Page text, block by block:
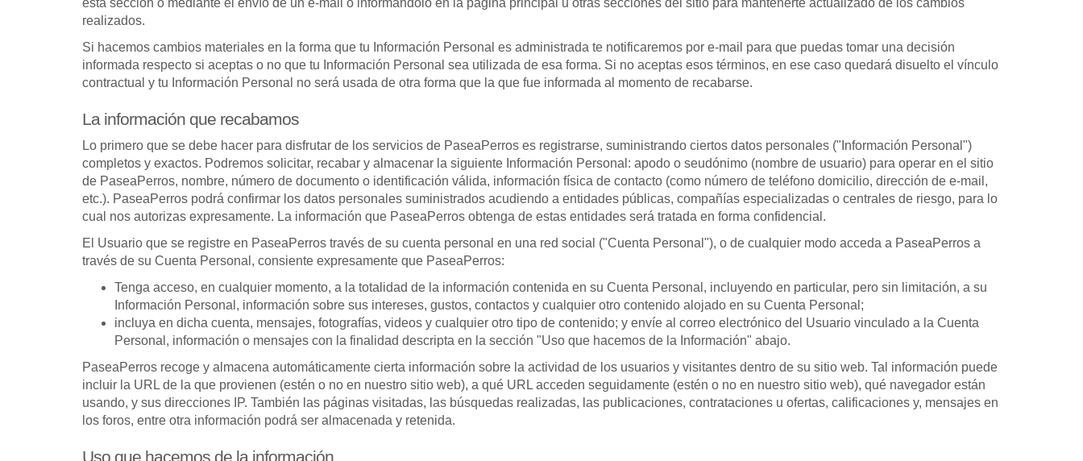
esta sección o mediante el envío de un e-mail o informándolo en la página principal u otras secciones del sitio para mantenerte actualizado de los cambios
realizados.
Si hacemos cambios materiales en la forma que tu Información Personal es administrada te notificaremos por e-mail para que puedas tomar una decisión
informada respecto si aceptas o no que tu Información Personal sea utilizada de esa forma. Si no aceptas esos términos, en ese caso quedará disuelto el vínculo
contractual y tu Información Personal no será usada de otra forma que la que fue informada al momento de recabarse.
La información que recabamos
Lo primero que se debe hacer para disfrutar de los servicios de PaseaPerros es registrarse, suministrando ciertos datos personales ("Información Personal")
completos y exactos. Podremos solicitar, recabar y almacenar la siguiente Información Personal: apodo o seudónimo (nombre de usuario) para operar en el sitio
de PaseaPerros, nombre, número de documento o identificación válida, información física de contacto (como número de teléfono domicilio, dirección de e-mail,
etc.). PaseaPerros podrá confirmar los datos personales suministrados acudiendo a entidades públicas, compañías especializadas o centrales de riesgo, para lo
cual nos autorizas expresamente. La información que PaseaPerros obtenga de estas entidades será tratada en forma confidencial.
El Usuario que se registre en PaseaPerros través de su cuenta personal en una red social ("Cuenta Personal"), o de cualquier modo acceda a PaseaPerros a
través de su Cuenta Personal, consiente expresamente que PaseaPerros:
Tenga acceso, en cualquier momento, a la totalidad de la información contenida en su Cuenta Personal, incluyendo en particular, pero sin limitación, a su
Información Personal, información sobre sus intereses, gustos, contactos y cualquier otro contenido alojado en su Cuenta Personal;
incluya en dicha cuenta, mensajes, fotografías, videos y cualquier otro tipo de contenido; y envíe al correo electrónico del Usuario vinculado a la Cuenta
Personal, información o mensajes con la finalidad descripta en la sección "Uso que hacemos de la Información" abajo.
PaseaPerros recoge y almacena automáticamente cierta información sobre la actividad de los usuarios y visitantes dentro de su sitio web. Tal información puede
incluir la URL de la que provienen (estén o no en nuestro sitio web), a qué URL acceden seguidamente (estén o no en nuestro sitio web), qué navegador están
usando, y sus direcciones IP. También las páginas visitadas, las búsquedas realizadas, las publicaciones, contrataciones u ofertas, calificaciones y, mensajes en
los foros, entre otra información podrá ser almacenada y retenida.
Uso que hacemos de la información